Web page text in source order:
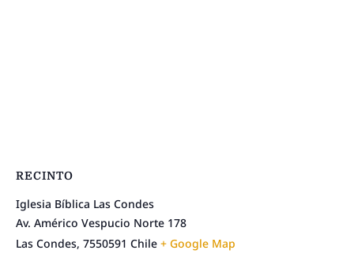
RECINTO
Iglesia Bíblica Las Condes
Av. Américo Vespucio Norte 178
Las Condes, 7550591 Chile + Google Map